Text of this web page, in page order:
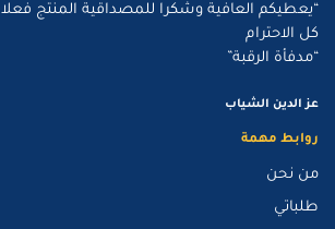
“يعطيكم العافية وشكرا للمصداقية المنتج
كل الاحترام
“مدفأة الرقبة”
عز الدين الشياب
روابط مهمة
من نحن
طلباتي